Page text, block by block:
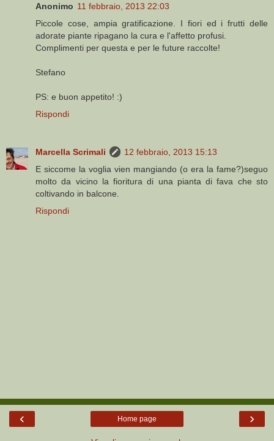
Anonimo 11 febbraio, 2013 22:03
Piccole cose, ampia gratificazione. I fiori ed i frutti delle
adorate piante ripagano la cura e l'affetto profusi.
Complimenti per questa e per le future raccolte!
Stefano
PS: e buon appetito! :)
Rispondi
Marcella Scrimali
12 febbraio, 2013 15:13
E siccome la voglia vien mangiando (o era la fame?)seguo
molto da vicino la fioritura di una pianta di fava che sto
coltivando in balcone.
Rispondi
‹ ›
Home page